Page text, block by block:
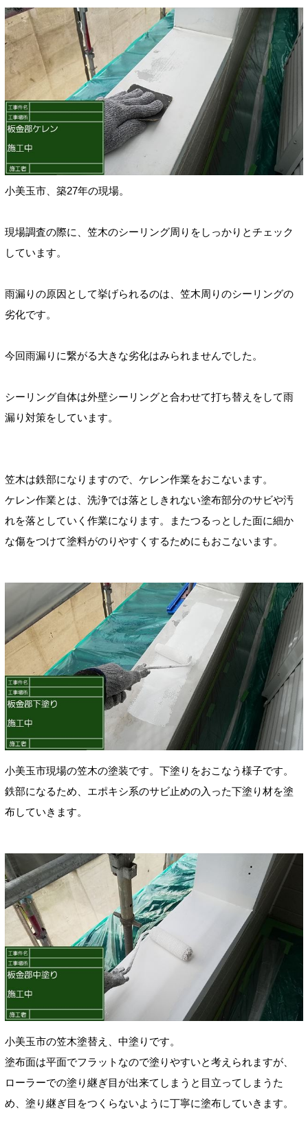
小美玉市、築27年の現場。
現場調査の際に、笠木のシーリング周りをしっかりとチェック
しています。
雨漏りの原因として挙げられるのは、笠木周りのシーリングの
劣化です。
今回雨漏りに繋がる大きな劣化はみられませんでした。
シーリング自体は外壁シーリングと合わせて打ち替えをして雨
漏り対策をしています。
笠木は鉄部になりますので、ケレン作業をおこないます。
ケレン作業とは、洗浄では落としきれない塗布部分のサビや汚
れを落としていく作業になります。またつるっとした面に細か
な傷をつけて塗料がのりやすくするためにもおこないます。
小美玉市現場の笠木の塗装です。下塗りをおこなう様子です。
鉄部になるため、エポキシ系のサビ止めの入った下塗り材を塗
布していきます。
小美玉市の笠木塗替え、中塗りです。
塗布面は平面でフラットなので塗りやすいと考えられますが、
ローラーでの塗り継ぎ目が出来てしまうと目立ってしまうた
め、塗り継ぎ目をつくらないように丁寧に塗布していきます。